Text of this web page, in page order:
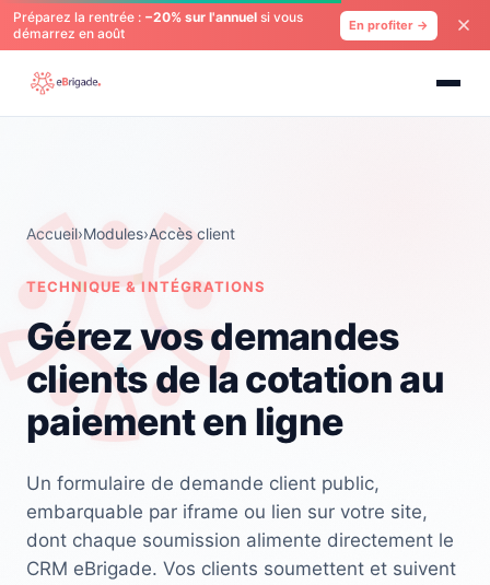
Préparez la rentrée : −20% sur l'annuel si vous
démarrez en août
En profiter →
Accueil›Modules›Accès client
TECHNIQUE & INTÉGRATIONS
Gérez vos demandes
clients de la cotation au
paiement en ligne
Un formulaire de demande client public,
embarquable par iframe ou lien sur votre site,
dont chaque soumission alimente directement le
CRM eBrigade. Vos clients soumettent et suivent